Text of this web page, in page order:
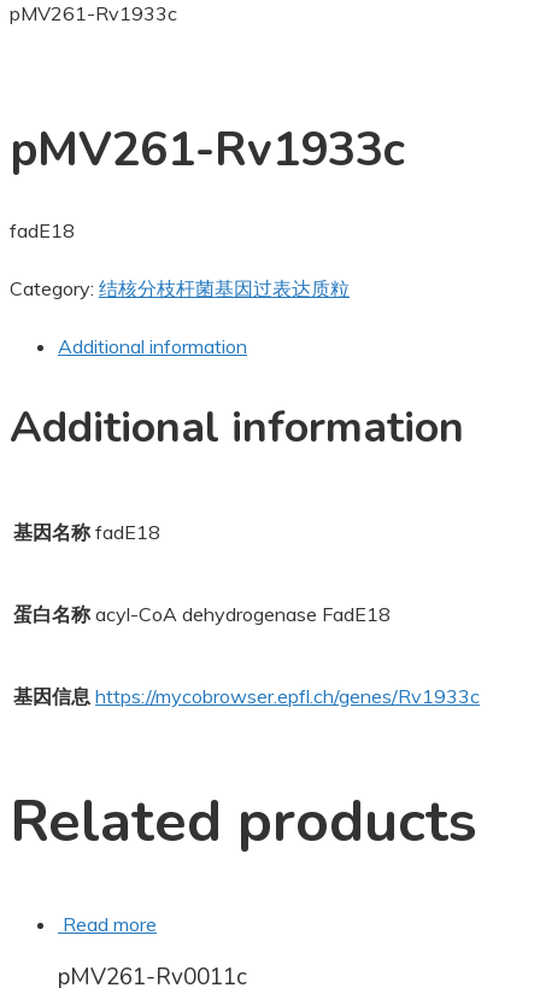
pMV261-Rv1933c
pMV261-Rv1933c
fadE18
Category: 结核分枝杆菌基因过表达质粒
Additional information
Additional information
基因名称 fadE18
蛋白名称 acyl-CoA dehydrogenase FadE18
基因信息 https://mycobrowser.epfl.ch/genes/Rv1933c
Related products
Read more
pMV261-Rv0011c